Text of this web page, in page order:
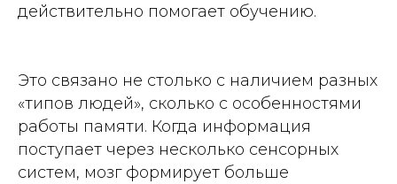
действительно помогает обучению.
Это связано не столько с наличием разных
«типов людей», сколько с особенностями
работы памяти. Когда информация
поступает через несколько сенсорных
систем, мозг формирует больше